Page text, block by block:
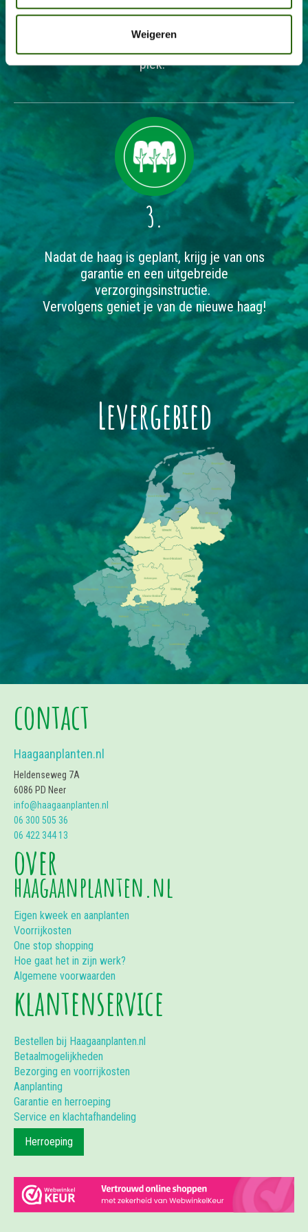
Weigeren
Wij bezorgen de planten bij jou op locatie en
plek.
3.
Nadat de haag is geplant, krijg je van ons
garantie en een uitgebreide
verzorgingsinstructie.
Vervolgens geniet je van de nieuwe haag!
Levergebied
contact
Haagaanplanten.nl
Heldenseweg 7A
6086 PD Neer
info@haagaanplanten.nl
06 300 505 36
06 422 344 13
over
haagaanplanten.nl
Eigen kweek en aanplanten
Voorrijkosten
One stop shopping
Hoe gaat het in zijn werk?
Algemene voorwaarden
klantenservice
Bestellen bij Haagaanplanten.nl
Betaalmogelijkheden
Bezorging en voorrijkosten
Aanplanting
Garantie en herroeping
Service en klachtafhandeling
Herroeping